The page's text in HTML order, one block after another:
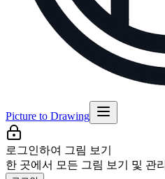
Picture to Drawing
로그인하여 그림 보기
한 곳에서 모든 그림 보기 및 관리